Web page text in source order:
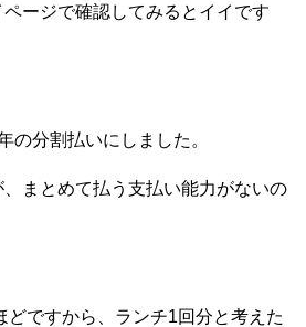
ージで確認してみるとイイです
の分割払いにしました。
まとめて払う支払い能力がないの
どですから、ランチ1回分と考えた